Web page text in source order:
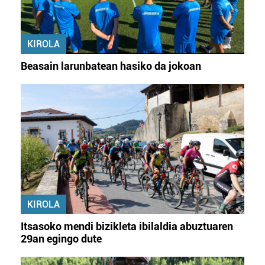
KIROLA
Beasain larunbatean hasiko da jokoan
KIROLA
Itsasoko mendi bizikleta ibilaldia abuztuaren
29an egingo dute